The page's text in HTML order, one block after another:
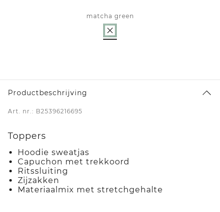
matcha green
Productbeschrijving
Art. nr.: B25396216695
Toppers
Hoodie sweatjas
Capuchon met trekkoord
Ritssluiting
Zijzakken
Materiaalmix met stretchgehalte